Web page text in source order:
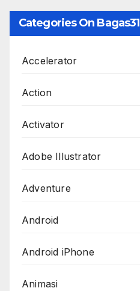
Categories On Bagas31
Accelerator
Action
Activator
Adobe Illustrator
Adventure
Android
Android iPhone
Animasi